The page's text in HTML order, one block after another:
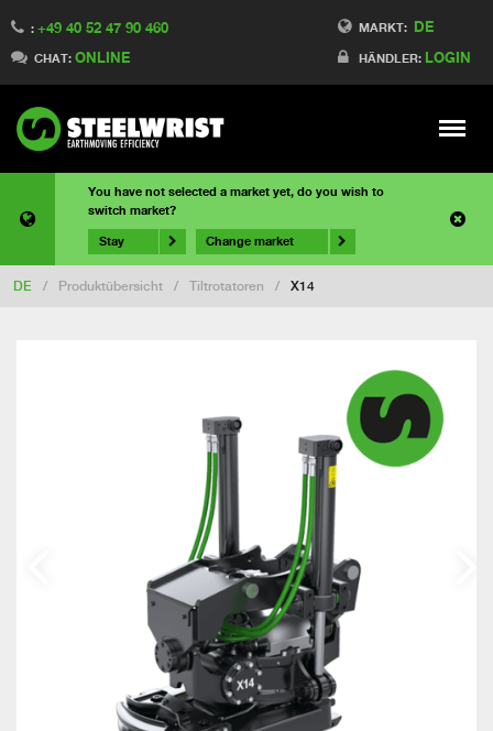
MARKT: DE
HÄNDLER: LOGIN
: +49 40 52 47 90 460
CHAT: ONLINE
Meny
You have not selected a market yet, do you wish to
switch market?
Stay Change market
DE / Produktübersicht / Tiltrotatoren / X14